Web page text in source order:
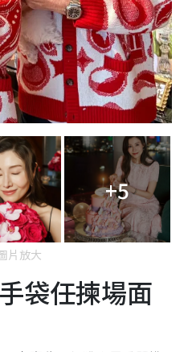
+5
片放大
袋任揀場面